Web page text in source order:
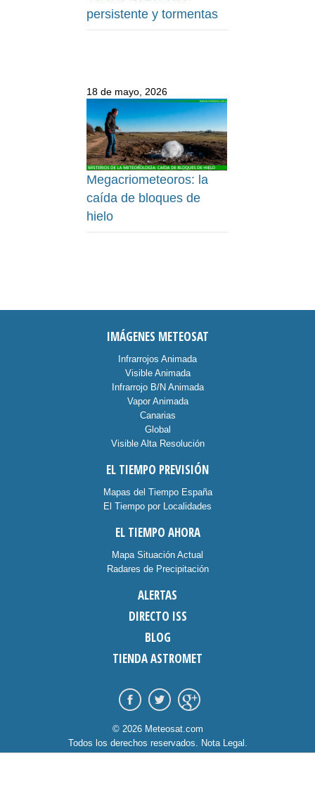
persistente y tormentas
18 de mayo, 2026
Megacriometeoros: la
caída de bloques de
hielo
IMÁGENES METEOSAT
Infrarrojos Animada
Visible Animada
Infrarrojo B/N Animada
Vapor Animada
Canarias
Global
Visible Alta Resolución
EL TIEMPO PREVISIÓN
Mapas del Tiempo España
El Tiempo por Localidades
EL TIEMPO AHORA
Mapa Situación Actual
Radares de Precipitación
ALERTAS
DIRECTO ISS
BLOG
TIENDA ASTROMET
© 2026 Meteosat.com
Todos los derechos reservados. Nota Legal .